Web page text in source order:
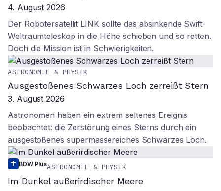
4. August 2026
Der Robotersatellit LINK sollte das absinkende Swift-
Weltraumteleskop in die Höhe schieben und so retten.
Doch die Mission ist in Schwierigkeiten.
ASTRONOMIE & PHYSIK
Ausgestoßenes Schwarzes Loch zerreißt Stern
3. August 2026
Astronomen haben ein extrem seltenes Ereignis
beobachtet: die Zerstörung eines Sterns durch ein
ausgestoßenes supermassereiches Schwarzes Loch.
BDW PlusASTRONOMIE & PHYSIK
Im Dunkel außerirdischer Meere